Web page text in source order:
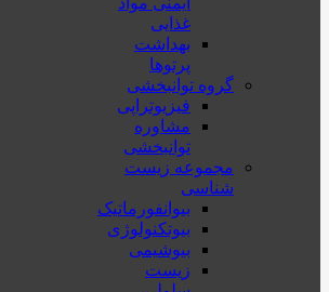
غذایی
بهداشت
پرتوها
گروه توانبخشی
فیزیوتراپی
مشاوره
توانبخشی
مجموعه زیست
شناسی
بیوانفورماتیک
بیوتکنولوژی
بیوشیمی
زیست